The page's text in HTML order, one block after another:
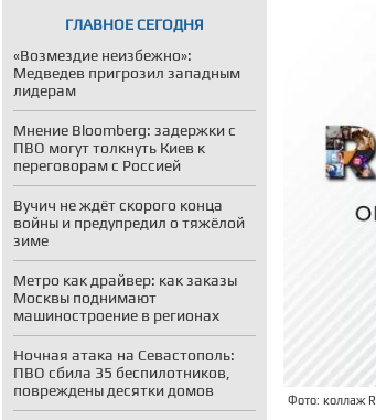
ГЛАВНОЕ СЕГОДНЯ
«Возмездие неизбежно»:
Медведев пригрозил западным
лидерам
Мнение Bloomberg: задержки с
ПВО могут толкнуть Киев к
переговорам с Россией
Вучич не ждёт скорого конца
войны и предупредил о тяжёлой
зиме
Метро как драйвер: как заказы
Москвы поднимают
машиностроение в регионах
Ночная атака на Севастополь:
ПВО сбила 35 беспилотников,
повреждены десятки домов
Фото: коллаж